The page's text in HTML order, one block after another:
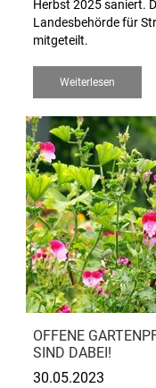
Herbst 2025 saniert.
Landesbehörde für
mitgeteilt.
Weiterlesen
OFFENE
SIND DABEI!
30.05.2023